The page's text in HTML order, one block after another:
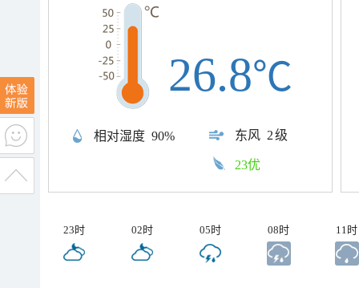
相对湿度 90% 东风 2级
26.8℃
23优
23时 02时 05时 08时 11时